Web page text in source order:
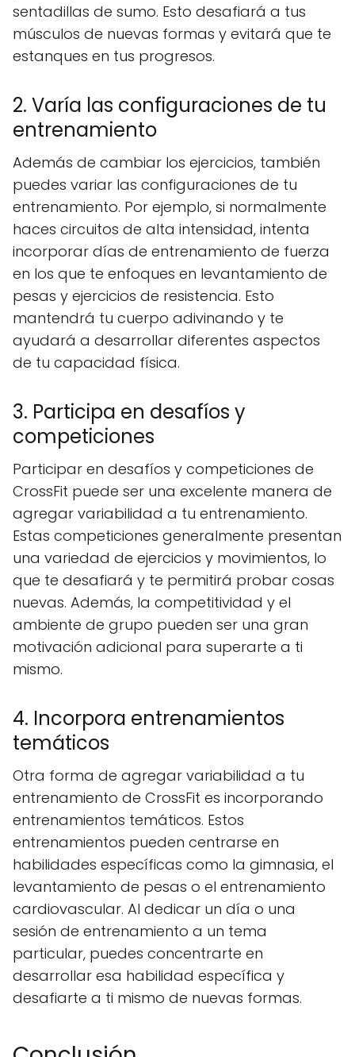
sentadillas de sumo. Esto desafiará a tus
músculos de nuevas formas y evitará que te
estanques en tus progresos.
2. Varía las configuraciones de tu
entrenamiento
Además de cambiar los ejercicios, también
puedes variar las configuraciones de tu
entrenamiento. Por ejemplo, si normalmente
haces circuitos de alta intensidad, intenta
incorporar días de entrenamiento de fuerza
en los que te enfoques en levantamiento de
pesas y ejercicios de resistencia. Esto
mantendrá tu cuerpo adivinando y te
ayudará a desarrollar diferentes aspectos
de tu capacidad física.
3. Participa en desafíos y
competiciones
Participar en desafíos y competiciones de
CrossFit puede ser una excelente manera de
agregar variabilidad a tu entrenamiento.
Estas competiciones generalmente presentan
una variedad de ejercicios y movimientos, lo
que te desafiará y te permitirá probar cosas
nuevas. Además, la competitividad y el
ambiente de grupo pueden ser una gran
motivación adicional para superarte a ti
mismo.
4. Incorpora entrenamientos
temáticos
Otra forma de agregar variabilidad a tu
entrenamiento de CrossFit es incorporando
entrenamientos temáticos. Estos
entrenamientos pueden centrarse en
habilidades específicas como la gimnasia, el
levantamiento de pesas o el entrenamiento
cardiovascular. Al dedicar un día o una
sesión de entrenamiento a un tema
particular, puedes concentrarte en
desarrollar esa habilidad específica y
desafiarte a ti mismo de nuevas formas.